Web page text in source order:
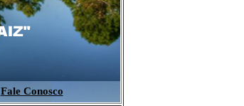
Fale Conosco